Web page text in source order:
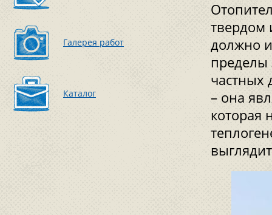
Галерея работ
Каталог
твердом
должно
пределы
частных
– она
которая